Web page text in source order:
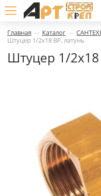
Главная — Каталог —
Штуцер 1/2х18 ВР, латунь
Штуцер 1/2х18